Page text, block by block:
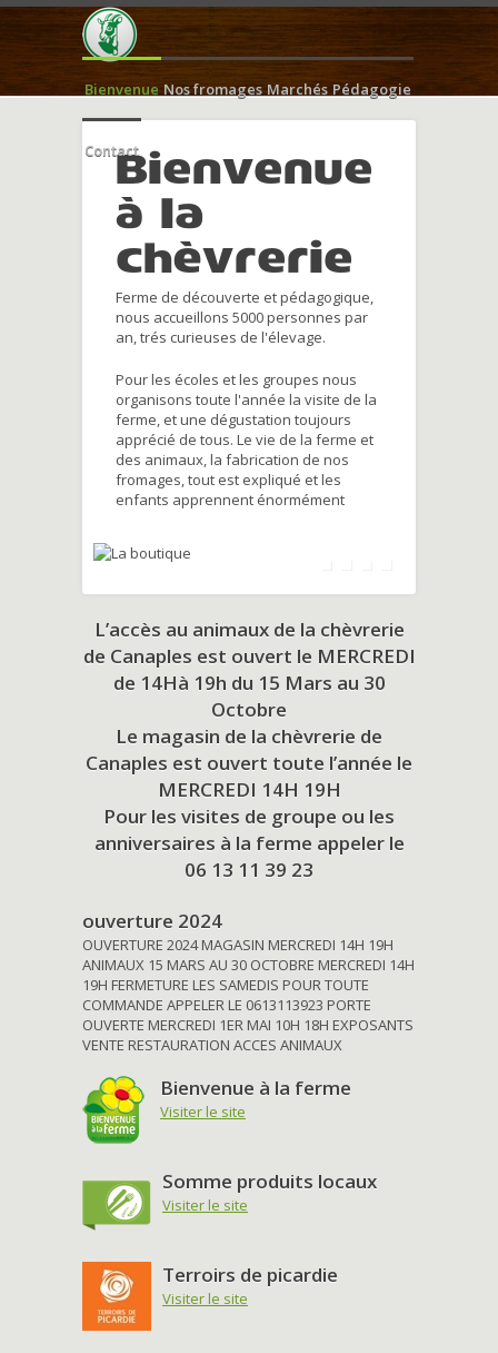
Bienvenue Nos fromages Marchés Pédagogie
ContactBienvenue
à la
chèvrerie
Ferme de découverte et pédagogique,
nous accueillons 5000 personnes par
an, trés curieuses de l'élevage.
Pour les écoles et les groupes nous
organisons toute l'année la visite de la
ferme, et une dégustation toujours
apprécié de tous. Le vie de la ferme et
des animaux, la fabrication de nos
fromages, tout est expliqué et les
enfants apprennent énormément
L’accès au animaux de la chèvrerie
de Canaples est ouvert le MERCREDI
de 14Hà 19h du 15 Mars au 30
Octobre
Le magasin de la chèvrerie de
Canaples est ouvert toute l’année le
MERCREDI 14H 19H
Pour les visites de groupe ou les
anniversaires à la ferme appeler le
06 13 11 39 23
ouverture 2024
OUVERTURE 2024 MAGASIN MERCREDI 14H 19H
ANIMAUX 15 MARS AU 30 OCTOBRE MERCREDI 14H
19H FERMETURE LES SAMEDIS POUR TOUTE
COMMANDE APPELER LE 0613113923 PORTE
OUVERTE MERCREDI 1ER MAI 10H 18H EXPOSANTS
VENTE RESTAURATION ACCES ANIMAUX
Bienvenue à la ferme
Visiter le site
Somme produits locaux
Visiter le site
Terroirs de picardie
Visiter le site